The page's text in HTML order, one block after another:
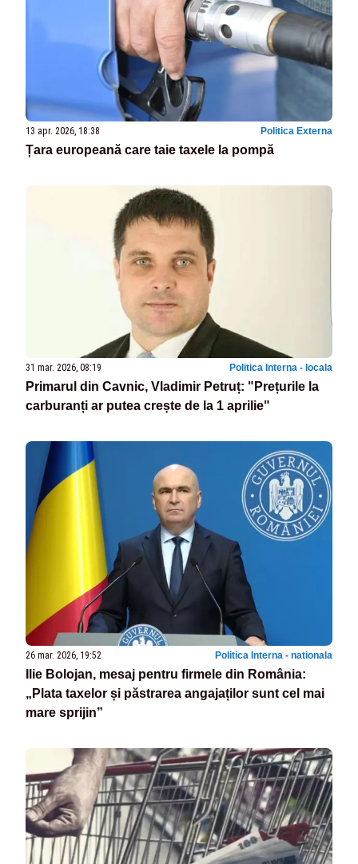
13 apr. 2026, 18:38 Politica Externa
Țara europeană care taie taxele la pompă
31 mar. 2026, 08:19 Politica Interna - locala
Primarul din Cavnic, Vladimir Petruț: "Prețurile la
carburanți ar putea crește de la 1 aprilie"
26 mar. 2026, 19:52 Politica Interna - nationala
Ilie Bolojan, mesaj pentru firmele din România:
„Plata taxelor și păstrarea angajaților sunt cel mai
mare sprijin”